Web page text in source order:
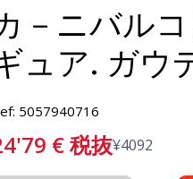
－ニバル
ュア. ガウ
5057940716
€税抜¥4092